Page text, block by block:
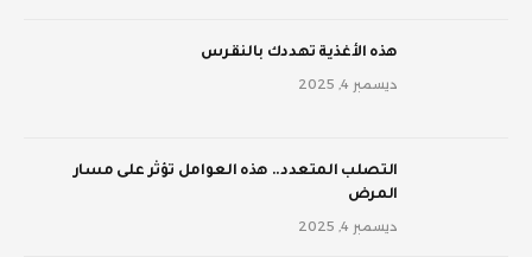
‫هذه الأغذية تهددك بالنقرس
ديسمبر 4, 2025
‫التصلب المتعدد.. هذه العوامل تؤثر على مسار
المرض
ديسمبر 4, 2025